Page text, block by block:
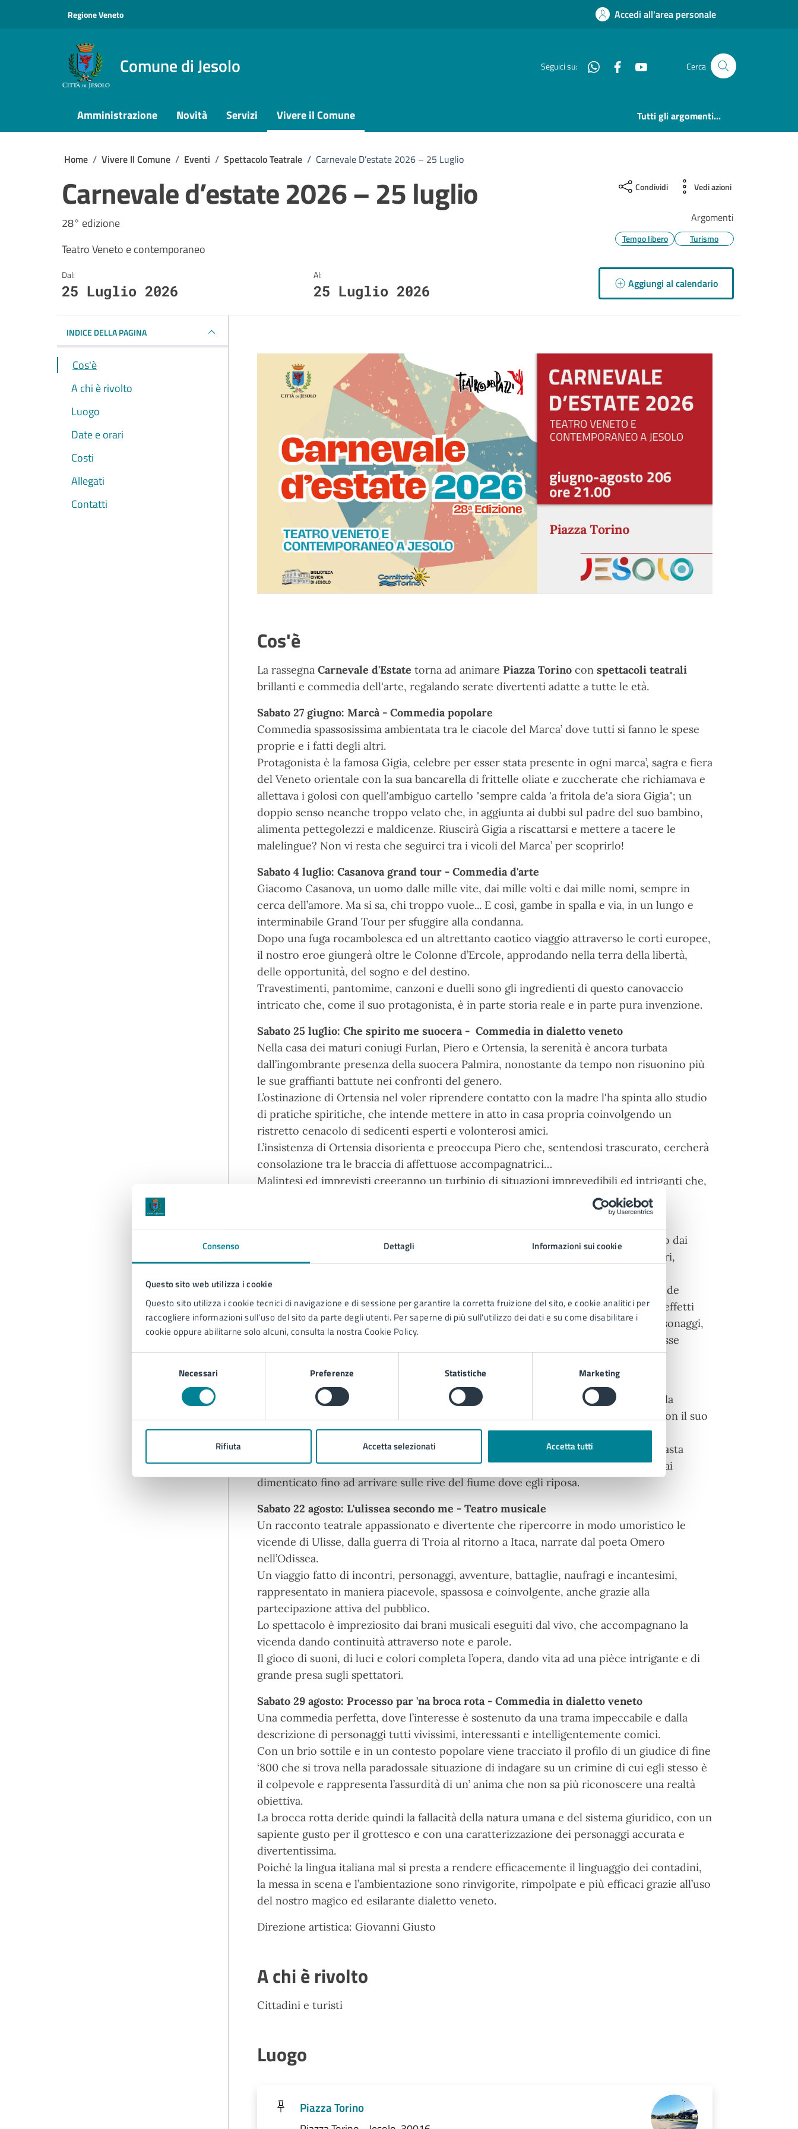
Consenso Dettagli Informazioni sui cookie
Questo sito web utilizza i cookie
Questo sito utilizza i cookie tecnici di navigazione e di sessione per garantire la corretta fruizione del sito, e cookie analitici per
raccogliere informazioni sull'uso del sito da parte degli utenti. Per saperne di più sull'utilizzo dei dati e su come disabilitare i
cookie oppure abilitarne solo alcuni, consulta la nostra Cookie Policy.
Necessari Preferenze Statistiche Marketing
Rifiuta Accetta selezionati Accetta tutti
Regione Veneto Accedi all'area personale
Comune di Jesolo Seguici su: WhatsappFacebook Cerca
Amministrazione Novità Servizi Vivere il Comune Tutti gli argomenti...
Home / Vivere Il Comune / Eventi / Spettacolo Teatrale / Carnevale D’estate 2026 – 25 Luglio
Carnevale d’estate 2026 – 25 luglio
28° edizione
Teatro Veneto e contemporaneo
Condividi Vedi azioni
Argomenti
Tempo libero Turismo
Dal:
25 Luglio 2026
Al:
25 Luglio 2026 Aggiungi al calendario
INDICE DELLA PAGINA
Cos'è
A chi è rivolto
Luogo
Date e orari
Costi
Allegati
Contatti
Cos'è
La rassegna Carnevale d'Estate torna ad animare Piazza Torino con spettacoli teatrali
brillanti e commedia dell'arte, regalando serate divertenti adatte a tutte le età.
Sabato 27 giugno: Marcà - Commedia popolare
Commedia spassosissima ambientata tra le ciacole del Marca’ dove tutti si fanno le spese
proprie e i fatti degli altri.
Protagonista è la famosa Gigia, celebre per esser stata presente in ogni marca’, sagra e fiera
del Veneto orientale con la sua bancarella di frittelle oliate e zuccherate che richiamava e
allettava i golosi con quell'ambiguo cartello "sempre calda 'a fritola de'a siora Gigia"; un
doppio senso neanche troppo velato che, in aggiunta ai dubbi sul padre del suo bambino,
alimenta pettegolezzi e maldicenze. Riuscirà Gigia a riscattarsi e mettere a tacere le
malelingue? Non vi resta che seguirci tra i vicoli del Marca’ per scoprirlo!
Sabato 4 luglio: Casanova grand tour - Commedia d'arte
Giacomo Casanova, un uomo dalle mille vite, dai mille volti e dai mille nomi, sempre in
cerca dell’amore. Ma si sa, chi troppo vuole... E così, gambe in spalla e via, in un lungo e
interminabile Grand Tour per sfuggire alla condanna.
Dopo una fuga rocambolesca ed un altrettanto caotico viaggio attraverso le corti europee,
il nostro eroe giungerà oltre le Colonne d’Ercole, approdando nella terra della libertà,
delle opportunità, del sogno e del destino.
Travestimenti, pantomime, canzoni e duelli sono gli ingredienti di questo canovaccio
intricato che, come il suo protagonista, è in parte storia reale e in parte pura invenzione.
Sabato 25 luglio: Che spirito me suocera - Commedia in dialetto veneto
Nella casa dei maturi coniugi Furlan, Piero e Ortensia, la serenità è ancora turbata
dall’ingombrante presenza della suocera Palmira, nonostante da tempo non risuonino più
le sue graffianti battute nei confronti del genero.
L’ostinazione di Ortensia nel voler riprendere contatto con la madre l'ha spinta allo studio
di pratiche spiritiche, che intende mettere in atto in casa propria coinvolgendo un
ristretto cenacolo di sedicenti esperti e volonterosi amici.
L’insistenza di Ortensia disorienta e preoccupa Piero che, sentendosi trascurato, cercherà
consolazione tra le braccia di affettuose accompagnatrici…
Malintesi ed imprevisti creeranno un turbinio di situazioni imprevedibili ed intriganti che,
nel finale, lasceranno spazio a una ritrovata armonia tra marito e moglie.
Ambientato negli psichedelici anni ‘70, “I semi della follia” è uno spettacolo ironico dai
ritmi incalzanti e ricco di colpi di scena in cui, in un crescendo di intrighi e misteri,
Una sfida intrigante che ha catapultato l’opera di Eugene Labiche “L’affaire de rue de
Lourcine”, dai salotti borghesi di Parigi, alla Venezia dell’epoca post Beatles. Ed in effetti
molte sono le analogie fra il vaudeville e la Commedia dell’arte: innanzitutto i personaggi,
con i loro caratteri e le loro maschere, la critica indirizzata a una determinata classe
sociale, gli «a parte» al pubblico e soprattutto il comico di situazione.
È la storia di un uomo della nostra terra che, deportato in Inghilterra ai tempi della
Seconda guerra mondiale, vive un’intensa storia d’amore, convinto che sia finita con il suo
ritorno, in patria, dopo la liberazione.
Ma la donna lasciata non lo dimenticherà mai e cinquant’anni dopo, una volta rimasta
vedova, benché alle soglie dei novant’anni, si rimette alla ricerca di quell’amore mai
dimenticato fino ad arrivare sulle rive del fiume dove egli riposa.
Sabato 22 agosto: L'ulissea secondo me - Teatro musicale
Un racconto teatrale appassionato e divertente che ripercorre in modo umoristico le
vicende di Ulisse, dalla guerra di Troia al ritorno a Itaca, narrate dal poeta Omero
nell’Odissea.
Un viaggio fatto di incontri, personaggi, avventure, battaglie, naufragi e incantesimi,
rappresentato in maniera piacevole, spassosa e coinvolgente, anche grazie alla
partecipazione attiva del pubblico.
Lo spettacolo è impreziosito dai brani musicali eseguiti dal vivo, che accompagnano la
vicenda dando continuità attraverso note e parole.
Il gioco di suoni, di luci e colori completa l’opera, dando vita ad una pièce intrigante e di
grande presa sugli spettatori.
Sabato 29 agosto: Processo par 'na broca rota - Commedia in dialetto veneto
Una commedia perfetta, dove l’interesse è sostenuto da una trama impeccabile e dalla
descrizione di personaggi tutti vivissimi, interessanti e intelligentemente comici.
Con un brio sottile e in un contesto popolare viene tracciato il profilo di un giudice di fine
‘800 che si trova nella paradossale situazione di indagare su un crimine di cui egli stesso è
il colpevole e rappresenta l’assurdità di un’ anima che non sa più riconoscere una realtà
obiettiva.
La brocca rotta deride quindi la fallacità della natura umana e del sistema giuridico, con un
sapiente gusto per il grottesco e con una caratterizzazione dei personaggi accurata e
divertentissima.
Poiché la lingua italiana mal si presta a rendere efficacemente il linguaggio dei contadini,
la messa in scena e l’ambientazione sono rinvigorite, rimpolpate e più efficaci grazie all’uso
del nostro magico ed esilarante dialetto veneto.
Direzione artistica: Giovanni Giusto
A chi è rivolto
Cittadini e turisti
Luogo
Piazza Torino